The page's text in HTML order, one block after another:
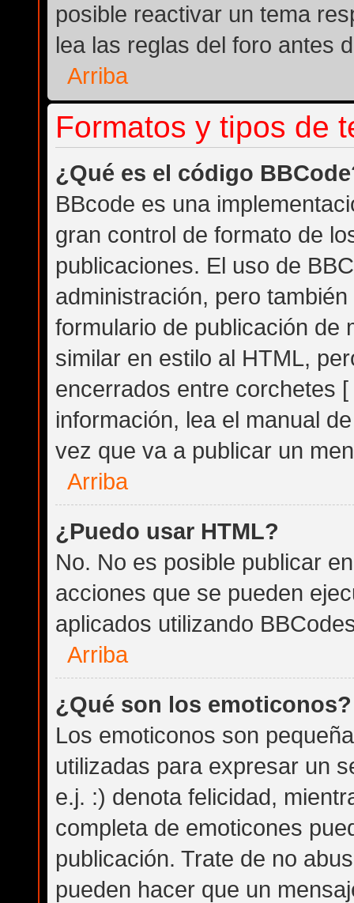
posible reactivar un tema
lea las reglas del foro antes
Arriba
Formatos y tipos de
¿Qué es el código
BBcode es una
gran control de formato de
publicaciones. El uso de
administración, pero
formulario de publicación de
similar en estilo al HTML,
encerrados entre corchetes
información, lea el manual
vez que va a publicar un
Arriba
¿Puedo usar HTML?
No. No es posible publicar
acciones que se pueden
aplicados utilizando
Arriba
¿Qué son los emoticonos?
Los emoticonos son
utilizadas para expresar un
e.j. :) denota felicidad,
completa de emoticones
publicación. Trate de no
pueden hacer que un